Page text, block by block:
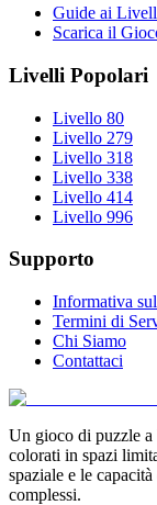
Guide ai
Scarica il
Livelli Popolari
Livello 80
Livello 279
Livello 318
Livello 338
Livello 414
Livello 996
Supporto
Informativa
Termini di
Chi Siamo
Contattaci
Un gioco di puzzle
colorati in spazi
spaziale e le
complessi.